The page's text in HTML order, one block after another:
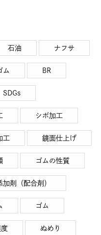
石油 ナフサ
ム BR
SDGs
シボ加工
工 鏡面仕上げ
ゴムの性質
加剤（配合剤）
ゴム
ぬめり